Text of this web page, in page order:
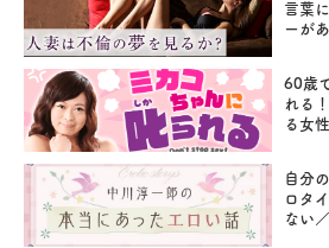
言葉
ーが
60歳
れる
る女性
自分
ロタ
ない